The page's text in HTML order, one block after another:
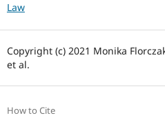
Law
Copyright (c) 2021 Monika
et al.
How to Cite